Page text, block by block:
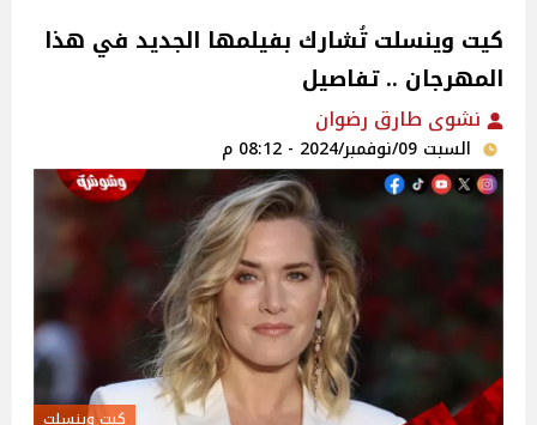
كيت وينسلت تُشارك بفيلمها الجديد في هذا
المهرجان .. تفاصيل
نشوى طارق رضوان
السبت 09/نوفمبر/2024 - 08:12 م
كيت وينسلت